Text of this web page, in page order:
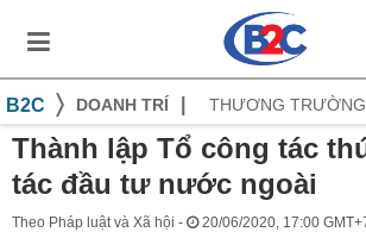
B2C DOANH TRÍ THƯƠNG TRƯỜNG
Thành lập Tổ công tác
tác đầu tư nước ngoài
Theo Pháp luật và Xã hội - 20/06/2020, 17:00